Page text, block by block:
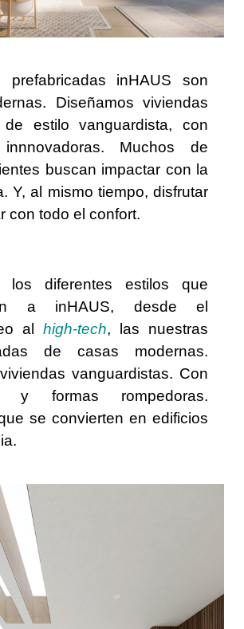
prefabricadas inHAUS son
Diseñamos viviendas
de estilo vanguardista, con
innnovadoras. Muchos de
buscan impactar con la
Y, al mismo tiempo, disfrutar
con todo el confort.
los diferentes estilos que
a inHAUS, desde el
al high-tech, las nuestras
de casas modernas.
vanguardistas. Con
y formas rompedoras.
se convierten en edificios